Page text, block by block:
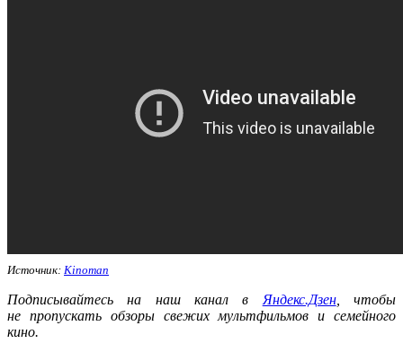
Источник: Kinoman
Подписывайтесь на наш канал в Яндекс.Дзен, чтобы
не пропускать обзоры свежих мультфильмов и семейного
кино.